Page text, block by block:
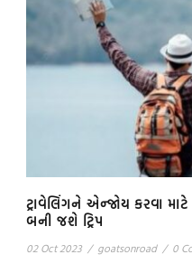
ટ્રાવેલિંગને એન્જોય કરવા
બની જશે ટ્રિપ
02 Oct 2023 / goatsonroad / 0